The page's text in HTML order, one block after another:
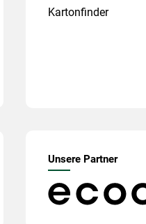
Kartonfinder
Unsere Partner